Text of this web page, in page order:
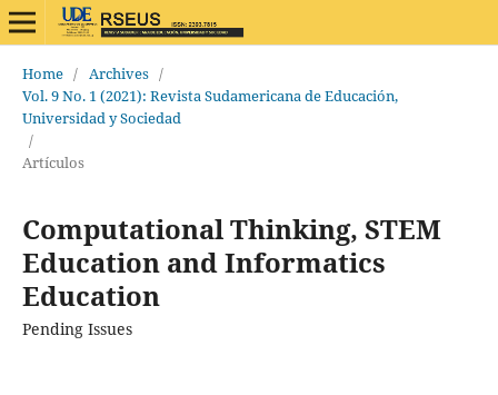
Home / Archives /
Vol. 9 No. 1 (2021): Revista Sudamericana de Educación,
Universidad y Sociedad
/
Artículos
Computational Thinking, STEM
Education and Informatics
Education
Pending Issues